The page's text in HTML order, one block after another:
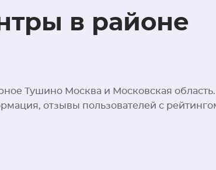
в районе
Тушино Москва и Московская
отзывы пользователей с